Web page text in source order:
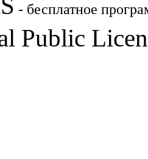
- бесплатное
Public